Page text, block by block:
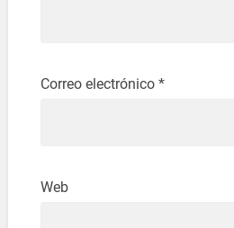
Correo electrónico *
Web